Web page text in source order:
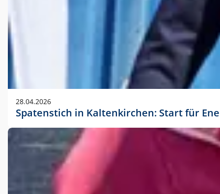
28.04.2026
Spatenstich in Kaltenkirchen: Start für